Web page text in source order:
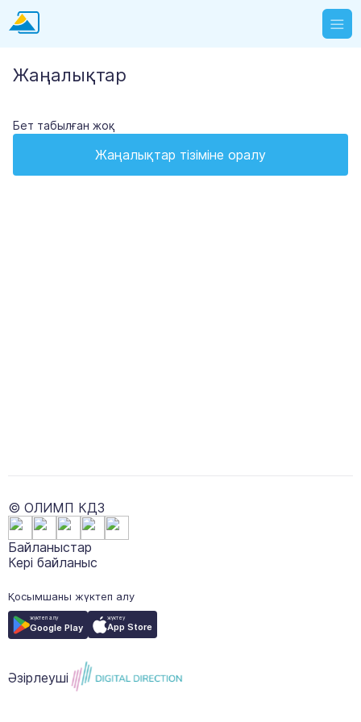
Жаңалықтар
Бет табылған жоқ
Жаңалықтар тізіміне оралу
© ОЛИМП КДЗ
Байланыстар
Кері байланыс
Қосымшаны жүктеп алу
жүктеп алу
Google Play
жүктеу
App Store
Әзірлеуші